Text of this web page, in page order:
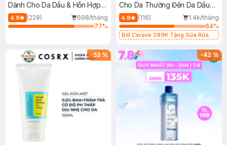
Dành Cho Da Dầu & Hỗn Hợp
500ml
4.9 (228)
698/tháng
77%
Cho Da Thường Đến Da Dầu
473ml
4.9 (116)
1.4k/tháng
64%
Bill Cerave 299K Tặng Sữa Rửa
-53 % -42%